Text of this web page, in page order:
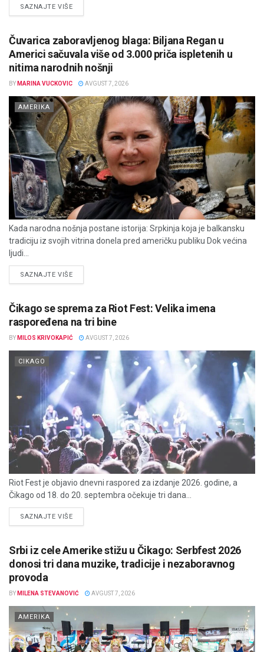
SAZNAJTE VIŠEDETAILS
Čuvarica zaboravljenog blaga: Biljana Regan u
Americi sačuvala više od 3.000 priča ispletenih u
nitima narodnih nošnji
BY MARINA VUCKOVIC AVGUST 7, 2026
AMERIKA
Kada narodna nošnja postane istorija: Srpkinja koja je balkansku
tradiciju iz svojih vitrina donela pred američku publiku Dok većina
ljudi...
SAZNAJTE VIŠEDETAILS
Čikago se sprema za Riot Fest: Velika imena
raspoređena na tri bine
BY MILOS KRIVOKAPIĆ AVGUST 7, 2026
CIKAGO
Riot Fest je objavio dnevni raspored za izdanje 2026. godine, a
Čikago od 18. do 20. septembra očekuje tri dana...
SAZNAJTE VIŠEDETAILS
Srbi iz cele Amerike stižu u Čikago: Serbfest 2026
donosi tri dana muzike, tradicije i nezaboravnog
provoda
BY MILENA STEVANOVIĆ AVGUST 7, 2026
AMERIKA